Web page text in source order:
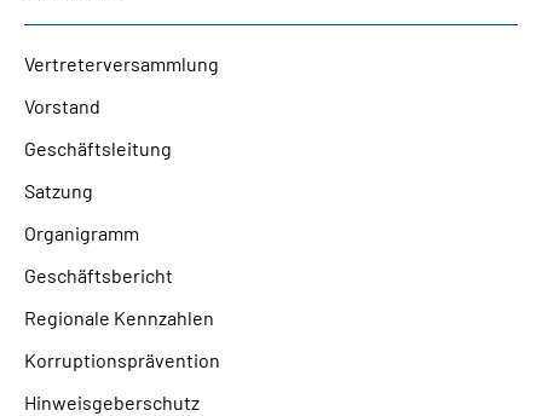
Vertreterversammlung
Vorstand
Geschäftsleitung
Satzung
Organigramm
Geschäftsbericht
Regionale Kennzahlen
Korruptionsprävention
Hinweisgeberschutz